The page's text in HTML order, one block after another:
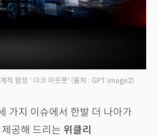
적 함정 ' 다크 아웃풋' (출처 : GPT image2)
가지 이슈에서 한발 더 나아가
공해 드리는 위클리